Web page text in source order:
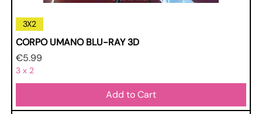
3X2
CORPO UMANO BLU-RAY 3D
Price
€5.99
3 x 2
Add to Cart